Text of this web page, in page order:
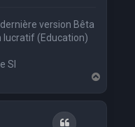
version Bêta
lucratif (Education)
SI
a
Citation